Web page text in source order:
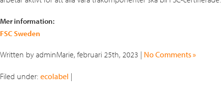
Mer information:
FSC Sweden
Written by adminMarie, februari 25th, 2023 | No Comments »
Filed under: ecolabel |